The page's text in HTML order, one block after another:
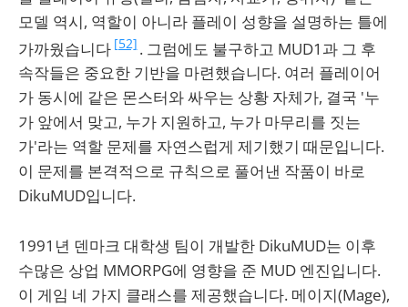
모델 역시, 역할이 아니라 플레이 성향을 설명하는 틀에
가까웠습니다 [52] . 그럼에도 불구하고 MUD1과 그 후
속작들은 중요한 기반을 마련했습니다. 여러 플레이어
가 동시에 같은 몬스터와 싸우는 상황 자체가, 결국 '누
가 앞에서 맞고, 누가 지원하고, 누가 마무리를 짓는
가'라는 역할 문제를 자연스럽게 제기했기 때문입니다.
이 문제를 본격적으로 규칙으로 풀어낸 작품이 바로
DikuMUD입니다.
1991년 덴마크 대학생 팀이 개발한 DikuMUD는 이후
수많은 상업 MMORPG에 영향을 준 MUD 엔진입니다.
이 게임 네 가지 클래스를 제공했습니다. 메이지(Mage),